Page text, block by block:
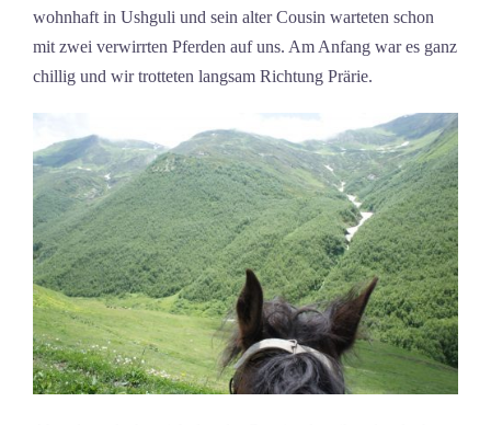
wohnhaft in Ushguli und sein alter Cousin warteten schon
mit zwei verwirrten Pferden auf uns. Am Anfang war es ganz
chillig und wir trotteten langsam Richtung Prärie.